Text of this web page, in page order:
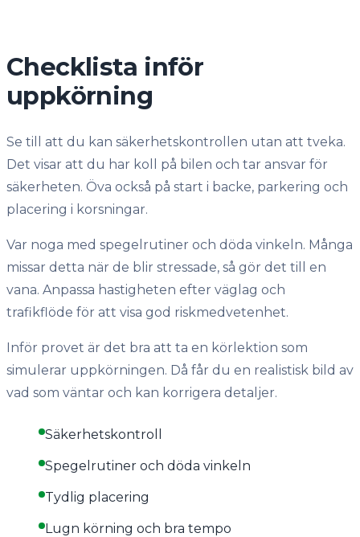
Checklista inför
uppkörning
Se till att du kan säkerhetskontrollen utan att tveka.
Det visar att du har koll på bilen och tar ansvar för
säkerheten. Öva också på start i backe, parkering och
placering i korsningar.
Var noga med spegelrutiner och döda vinkeln. Många
missar detta när de blir stressade, så gör det till en
vana. Anpassa hastigheten efter väglag och
trafikflöde för att visa god riskmedvetenhet.
Inför provet är det bra att ta en körlektion som
simulerar uppkörningen. Då får du en realistisk bild av
vad som väntar och kan korrigera detaljer.
Säkerhetskontroll
Spegelrutiner och döda vinkeln
Tydlig placering
Lugn körning och bra tempo